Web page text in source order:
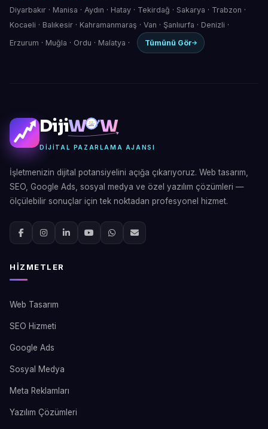
Diyarbakır · Manisa · Aydın · Hatay · Tekirdağ · Sakarya · Trabzon ·
Kocaeli · Balıkesir · Kahramanmaraş · Van · Şanlıurfa · Denizli ·
Erzurum · Muğla · Ordu · Malatya · Tümünü Gör
DijiW W
DIJITAL PAZARLAMA AJANSI
İşletmenizin dijital potansiyelini açığa çıkarıyoruz. Web tasarım,
SEO, Google Ads, sosyal medya ve özel yazılım çözümleri —
ölçülebilir sonuçlar için tek noktadan profesyonel hizmet.
HIZMETLER
Web Tasarım
SEO Hizmeti
Google Ads
Sosyal Medya
Meta Reklamları
Yazılım Çözümleri